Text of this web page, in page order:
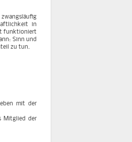
in
funktioniert
Sinn und
zu tun.
mit der
Mitglied der